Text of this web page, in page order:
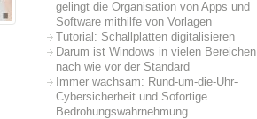
gelingt die Organisation von Apps und
Software mithilfe von Vorlagen
Tutorial: Schallplatten digitalisieren
Darum ist Windows in vielen Bereichen
nach wie vor der Standard
Immer wachsam: Rund-um-die-Uhr-
Cybersicherheit und Sofortige
Bedrohungswahrnehmung